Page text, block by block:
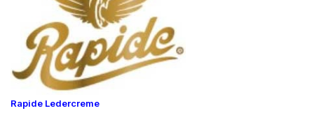
Rapide Ledercreme